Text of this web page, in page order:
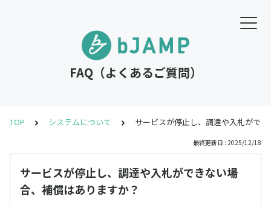
FAQ（よくあるご質問）
TOP システムについて サービスが停止し、調達や入札がで
最終更新日 : 2025/12/18
サービスが停止し、調達や入札ができない場
合、補償はありますか？